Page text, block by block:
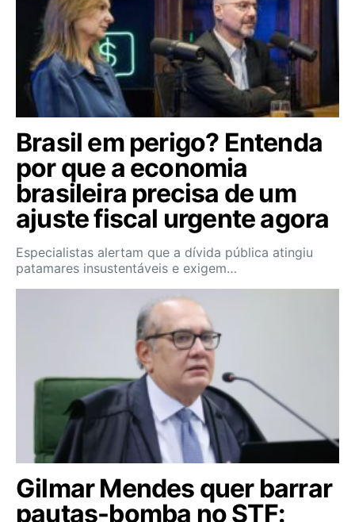
Brasil em perigo? Entenda
por que a economia
brasileira precisa de um
ajuste fiscal urgente agora
Especialistas alertam que a dívida pública atingiu
patamares insustentáveis e exigem…
Gilmar Mendes quer barrar
pautas-bomba no STF: